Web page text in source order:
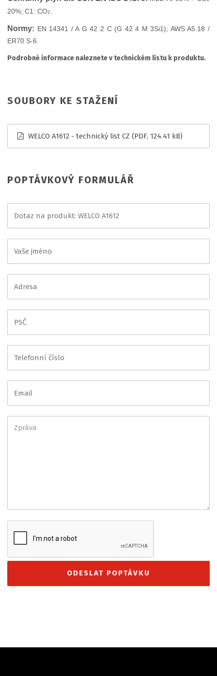
20%; C1: CO2
Normy: EN 14341 / A G 42 2 C (G 42 4 M 3Si1); AWS A5.18 /
ER70 S-6.
Podrobné informace naleznete v technickém listu k produktu.
SOUBORY KE STAŽENÍ
WELCO A1612 - technický list CZ (PDF, 124.41 kB)
POPTÁVKOVÝ FORMULÁŘ